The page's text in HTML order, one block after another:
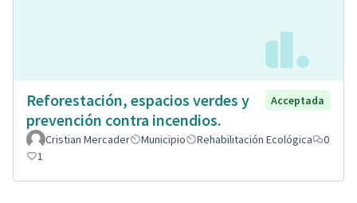
Reforestación, espacios verdes y
prevención contra incendios.
Acceptada
Cristian Mercader Municipio Rehabilitación Ecológica
0
1